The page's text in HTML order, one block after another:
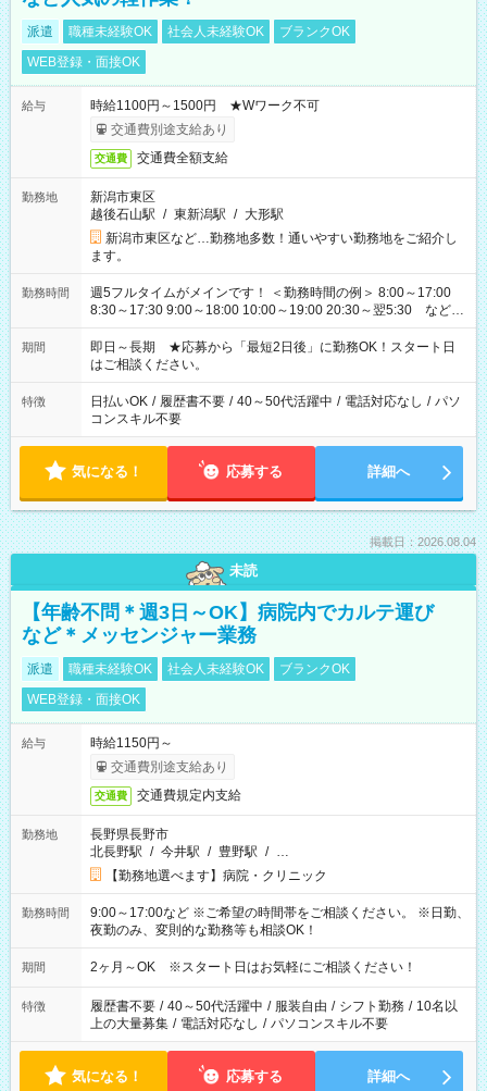
派遣 職種未経験OK 社会人未経験OK
ブランクOK
WEB登録・面接OK
給与
時給1100円～1500円 ★Wワーク不可
交通費別途支給あり
交通費 交通費全額支給
勤務地
新潟市東区
越後石山駅 / 東新潟駅 / 大形駅
新潟市東区など…勤務地多数！通いやすい勤務地をご紹介し
ます。
勤務時間
週5フルタイムがメインです！ ＜勤務時間の例＞ 8:00～17:00
8:30～17:30 9:00～18:00 10:00～19:00 20:30～翌5:30 など ★
その他にも勤務時間多数！ 日勤のみ、残業なし、交替制など
ご希望を教えてください！
期間
即日～長期 ★応募から「最短2日後」に勤務OK！スタート日
はご相談ください。
特徴 日払いOK / 履歴書不要 / 40～50代活躍中 / 電話対応なし / パソ
コンスキル不要
気になる！ 応募する 詳細へ
掲載日：2026.08.04
未読
【年齢不問＊週3日～OK】病院内でカルテ運び
など＊メッセンジャー業務
派遣 職種未経験OK 社会人未経験OK
ブランクOK
WEB登録・面接OK
給与
時給1150円～
交通費別途支給あり
交通費 交通費規定内支給
勤務地
長野県長野市
北長野駅 / 今井駅 / 豊野駅 / …
【勤務地選べます】病院・クリニック
勤務時間
9:00～17:00など ※ご希望の時間帯をご相談ください。 ※日勤、
夜勤のみ、変則的な勤務等も相談OK！
期間 2ヶ月～OK ※スタート日はお気軽にご相談ください！
特徴 履歴書不要 / 40～50代活躍中 / 服装自由 / シフト勤務 / 10名以
上の大量募集 / 電話対応なし / パソコンスキル不要
気になる！ 応募する 詳細へ